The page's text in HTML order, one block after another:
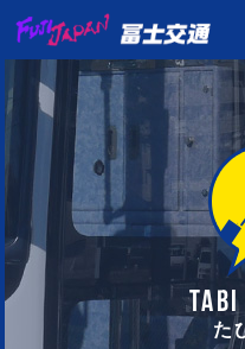
TABI
た